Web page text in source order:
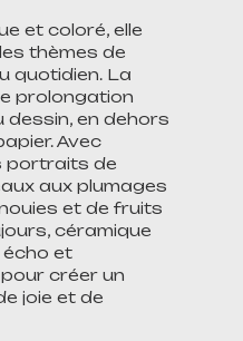
et coloré, elle
thèmes de
quotidien. La
prolongation
dessin, en dehors
Avec
portraits de
aux plumages
et de fruits
céramique
écho et
créer un
joie et de